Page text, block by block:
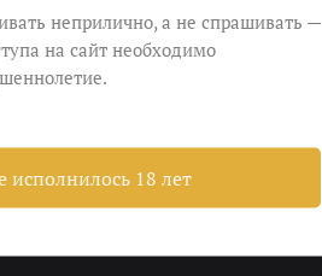
Можете
целиком. Вы даже можете
а делаете подход к
чётко. А большего от
неприлично, а не спрашивать —
на сайт необходимо
исполнилось 18 лет